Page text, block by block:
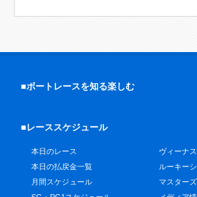
■ボートレースを知る楽しむ
■レーススケジュール
本日のレース
本日の払戻金一覧
月間スケジュール
ヴィーナ
ルーキー
マスター